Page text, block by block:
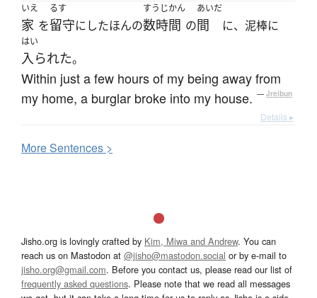
いえ
家 を
るす
留守にしたほんの
すうじかん
数時間 の
あいだ
間 に、泥棒に
はい
入られた。
Within just a few hours of my being away from
my home, a burglar broke into my house. — Jreibun
Details ▸
MoreSentences >
Jisho.org is lovingly crafted by Kim, Miwa and Andrew. You can
reach us on Mastodon at @jisho@mastodon.social or by e-mail to
jisho.org@gmail.com. Before you contact us, please read our list of
frequently asked questions. Please note that we read all messages